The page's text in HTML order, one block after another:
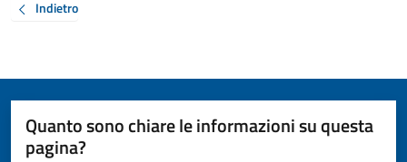
Indietro
Quanto sono chiare le informazioni su questa
pagina?